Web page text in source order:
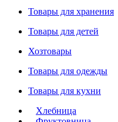
Товары для хранения
Товары для детей
Хозтовары
Товары для одежды
Товары для кухни
Хлебница